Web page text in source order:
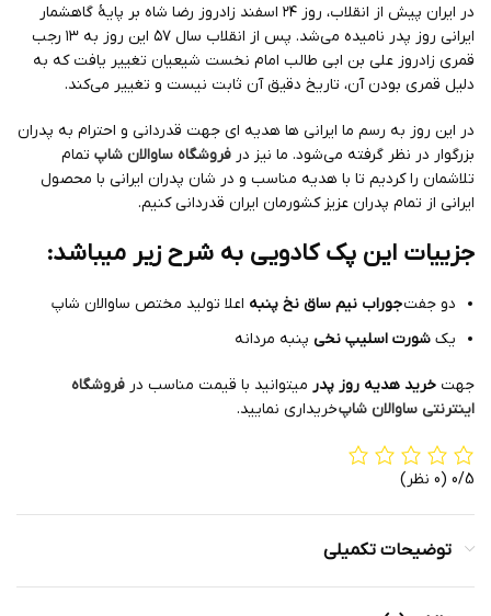
در ایران پیش از انقلاب، روز ۲۴ اسفند زادروز رضا شاه بر پایهٔ گاهشمار
ایرانی روز پدر نامیده می‌شد. پس از انقلاب سال ۵۷ این روز به ۱۳ رجب
قمری زادروز علی بن ابی طالب امام نخست شیعیان تغییر یافت که به
دلیل قمری بودن آن، تاریخ دقیق آن ثابت نیست و تغییر می‌کند.
در این روز به رسم ما ایرانی ها هدیه ای جهت قدردانی و احترام به پدران
بزرگوار در نظر گرفته می‌شود. ما نیز در فروشگاه ساوالان شاپ تمام
تلاشمان را کردیم تا با هدیه مناسب و در شان پدران ایرانی با محصول
ایرانی از تمام پدران عزیز کشورمان ایران قدردانی کنیم.
جزییات این پک کادویی به شرح زیر میباشد:
دو جفتجوراب نیم ساق نخ پنبه اعلا تولید مختص ساوالان شاپ
یک شورت اسلیپ نخی پنبه مردانه
جهت خرید هدیه روز پدر میتوانید با قیمت مناسب در فروشگاه
اینترنتی ساوالان شاپخریداری نمایید.
0/5 (0 نظر)
توضیحات تکمیلی